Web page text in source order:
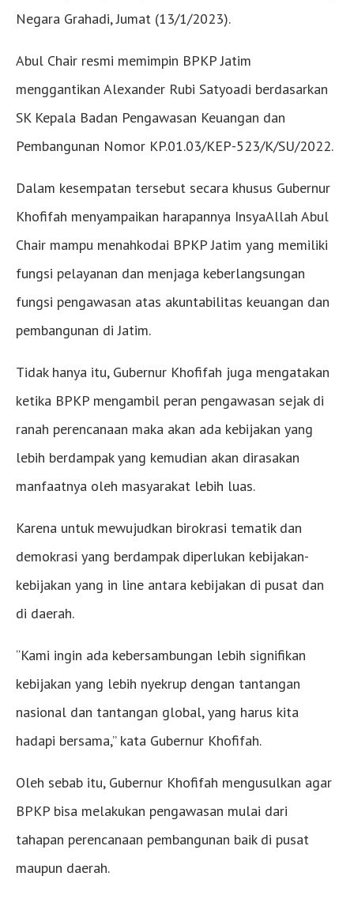
Negara Grahadi, Jumat (13/1/2023).
Abul Chair resmi memimpin BPKP Jatim
menggantikan Alexander Rubi Satyoadi berdasarkan
SK Kepala Badan Pengawasan Keuangan dan
Pembangunan Nomor KP.01.03/KEP-523/K/SU/2022.
Dalam kesempatan tersebut secara khusus Gubernur
Khofifah menyampaikan harapannya InsyaAllah Abul
Chair mampu menahkodai BPKP Jatim yang memiliki
fungsi pelayanan dan menjaga keberlangsungan
fungsi pengawasan atas akuntabilitas keuangan dan
pembangunan di Jatim.
Tidak hanya itu, Gubernur Khofifah juga mengatakan
ketika BPKP mengambil peran pengawasan sejak di
ranah perencanaan maka akan ada kebijakan yang
lebih berdampak yang kemudian akan dirasakan
manfaatnya oleh masyarakat lebih luas.
Karena untuk mewujudkan birokrasi tematik dan
demokrasi yang berdampak diperlukan kebijakan-
kebijakan yang in line antara kebijakan di pusat dan
di daerah.
“Kami ingin ada kebersambungan lebih signifikan
kebijakan yang lebih nyekrup dengan tantangan
nasional dan tantangan global, yang harus kita
hadapi bersama,” kata Gubernur Khofifah.
Oleh sebab itu, Gubernur Khofifah mengusulkan agar
BPKP bisa melakukan pengawasan mulai dari
tahapan perencanaan pembangunan baik di pusat
maupun daerah.